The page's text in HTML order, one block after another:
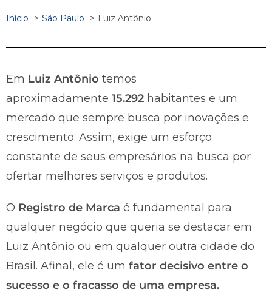
Início São Paulo Luiz Antônio
Em Luiz Antônio temos
aproximadamente 15.292 habitantes e um
mercado que sempre busca por inovações e
crescimento. Assim, exige um esforço
constante de seus empresários na busca por
ofertar melhores serviços e produtos.
O Registro de Marca é fundamental para
qualquer negócio que queria se destacar em
Luiz Antônio ou em qualquer outra cidade do
Brasil. Afinal, ele é um fator decisivo entre o
sucesso e o fracasso de uma empresa.